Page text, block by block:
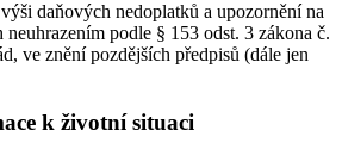
daňových nedoplatků a upozornění na
neuhrazením podle § 153 odst. 3 zákona č.
ve znění pozdějších předpisů (dále jen
k životní situaci